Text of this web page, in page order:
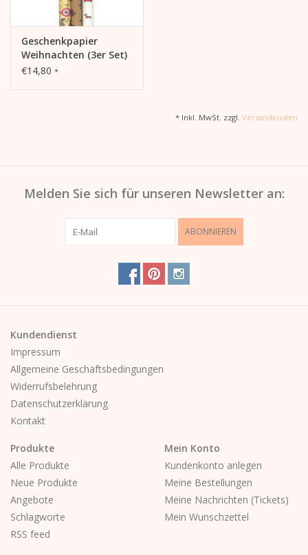
Geschenkpapier
Weihnachten (3er Set)
€14,80 *
* Inkl. MwSt. zzgl. Versandkosten
Melden Sie sich für unseren Newsletter an:
ABONNIEREN
Kundendienst
Impressum
Allgemeine Geschäftsbedingungen
Widerrufsbelehrung
Datenschutzerklärung
Kontakt
Produkte
Alle Produkte
Neue Produkte
Angebote
Schlagworte
RSS feed
Mein Konto
Kundenkonto anlegen
Meine Bestellungen
Meine Nachrichten (Tickets)
Mein Wunschzettel